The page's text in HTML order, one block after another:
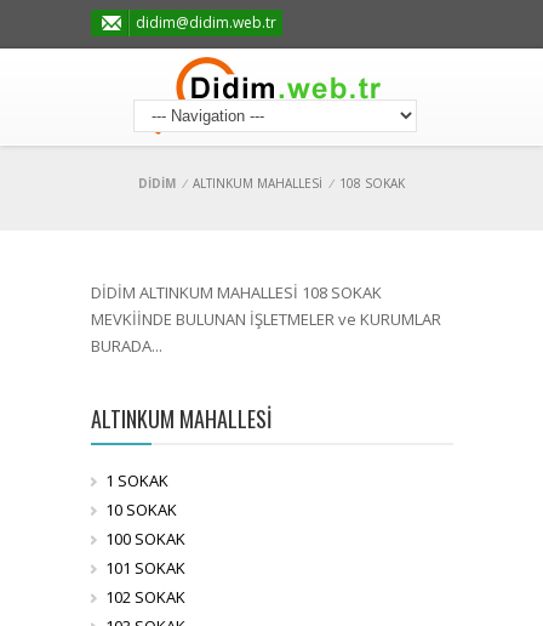
didim@didim.web.tr
DİDİM / ALTINKUM MAHALLESİ / 108 SOKAK
DİDİM ALTINKUM MAHALLESİ 108 SOKAK
MEVKİİNDE BULUNAN İŞLETMELER ve KURUMLAR
BURADA...
ALTINKUM MAHALLESİ
1 SOKAK
10 SOKAK
100 SOKAK
101 SOKAK
102 SOKAK